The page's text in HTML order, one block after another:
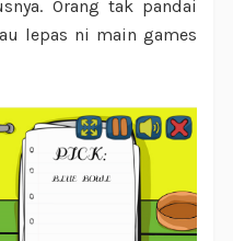
Orang tak pandai
lepas ni main games